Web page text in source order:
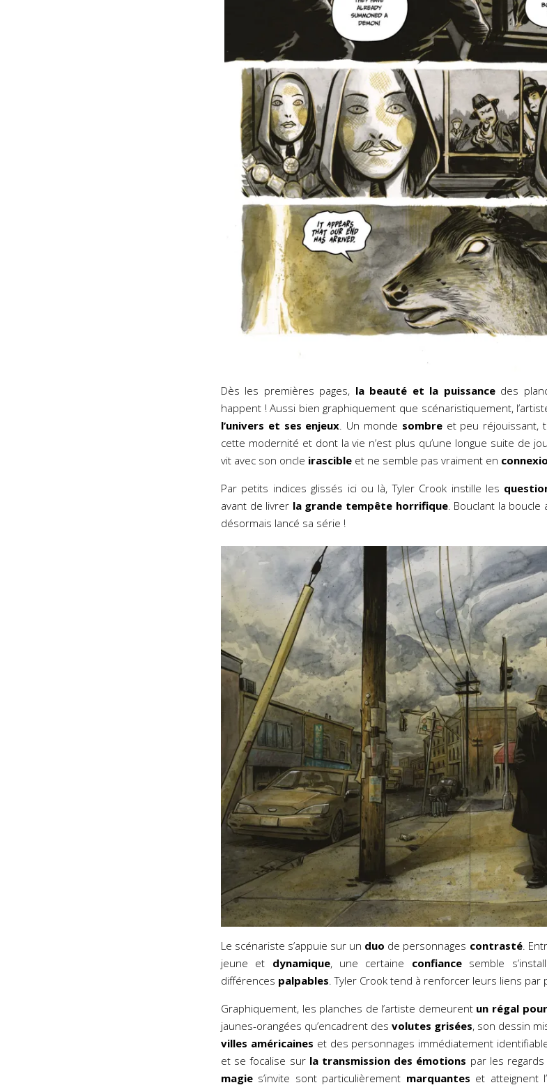
Dès les premières pages, la beauté et la puissancedes
happent ! Aussi bien graphiquement que scénaristiquement,
l’univers et ses enjeux. Un monde sombreet peu réjouissant,
cette modernité et dont la vie n’est plus qu’une longue suite de
vit avec son oncle irascible et ne semble pas vraiment en
Par petits indices glissés ici ou là, Tyler Crook instille les
avant de livrer la grande tempête horrifique. Bouclant la boucle
désormais lancé sa série !
Le scénariste s’appuie sur un duo de personnages contrasté.
jeune et dynamique, une certaine confiancesemble
différences palpables. Tyler Crook tend à renforcer leurs liens par
Graphiquement, les planches de l’artiste demeurentun régal
jaunes-orangées qu’encadrent des volutes grisées, son dessin
villes américaines et des personnages immédiatement
et se focalise surla transmission des émotions par les
magie s’invite sont particulièrement marquantes et atteignent